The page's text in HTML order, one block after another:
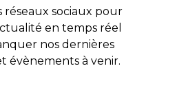
réseaux sociaux pour
en temps réel
nos dernières
évènements à venir.